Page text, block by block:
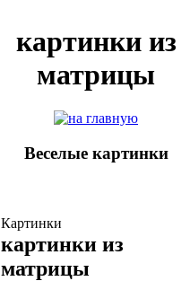
картинки из
матрицы
Веселые картинки
Картинки
картинки из
матрицы